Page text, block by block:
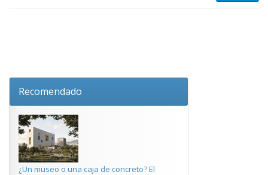
Recomendado
¿Un museo o una caja de concreto? El